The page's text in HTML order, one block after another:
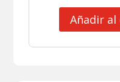
Añadir